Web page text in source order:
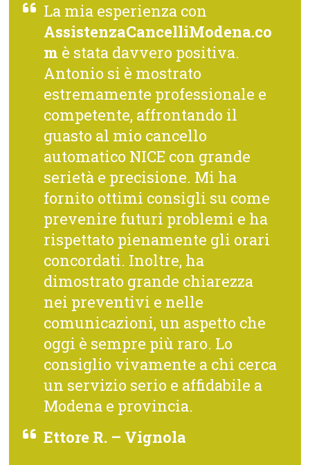
La mia esperienza con
AssistenzaCancelliModena.co
m è stata davvero positiva.
Antonio si è mostrato
estremamente professionale e
competente, affrontando il
guasto al mio cancello
automatico NICE con grande
serietà e precisione. Mi ha
fornito ottimi consigli su come
prevenire futuri problemi e ha
rispettato pienamente gli orari
concordati. Inoltre, ha
dimostrato grande chiarezza
nei preventivi e nelle
comunicazioni, un aspetto che
oggi è sempre più raro. Lo
consiglio vivamente a chi cerca
un servizio serio e affidabile a
Modena e provincia.
Ettore R. – Vignola